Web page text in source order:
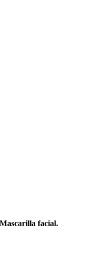
facial.